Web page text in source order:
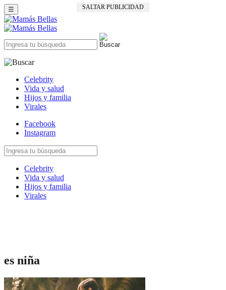
SALTAR PUBLICIDAD
☰
Celebrity
Vida y salud
Hijos y familia
Virales
Facebook
Instagram
Celebrity
Vida y salud
Hijos y familia
Virales
es niña